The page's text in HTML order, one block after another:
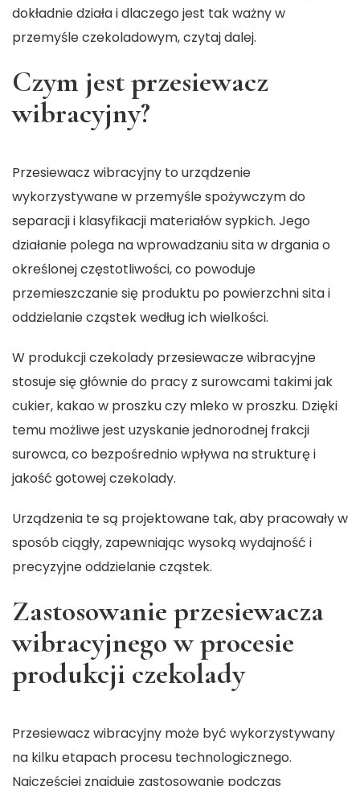
dokładnie działa i dlaczego jest tak ważny w
przemyśle czekoladowym, czytaj dalej.
Czym jest przesiewacz
wibracyjny?
Przesiewacz wibracyjny to urządzenie
wykorzystywane w przemyśle spożywczym do
separacji i klasyfikacji materiałów sypkich. Jego
działanie polega na wprowadzaniu sita w drgania o
określonej częstotliwości, co powoduje
przemieszczanie się produktu po powierzchni sita i
oddzielanie cząstek według ich wielkości.
W produkcji czekolady przesiewacze wibracyjne
stosuje się głównie do pracy z surowcami takimi jak
cukier, kakao w proszku czy mleko w proszku. Dzięki
temu możliwe jest uzyskanie jednorodnej frakcji
surowca, co bezpośrednio wpływa na strukturę i
jakość gotowej czekolady.
Urządzenia te są projektowane tak, aby pracowały w
sposób ciągły, zapewniając wysoką wydajność i
precyzyjne oddzielanie cząstek.
Zastosowanie przesiewacza
wibracyjnego w procesie
produkcji czekolady
Przesiewacz wibracyjny może być wykorzystywany
na kilku etapach procesu technologicznego.
Najczęściej znajduje zastosowanie podczas